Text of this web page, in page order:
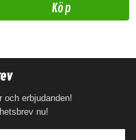
Köp
och erbjudanden!
nu!